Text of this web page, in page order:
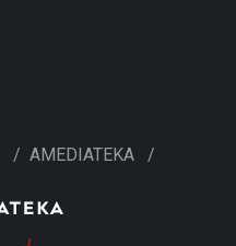
/ AMEDIATEKA /